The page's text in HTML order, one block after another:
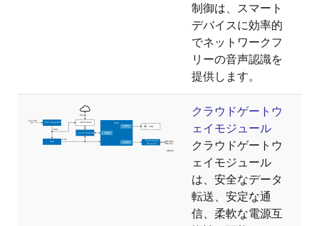
制御は、スマート
デバイスに効率的
でネットワークフ
リーの音声認識を
提供します。
クラウドゲートウ
ェイモジュール
クラウドゲートウ
ェイモジュール
は、安全なデータ
転送、安定な通
信、柔軟な電源互